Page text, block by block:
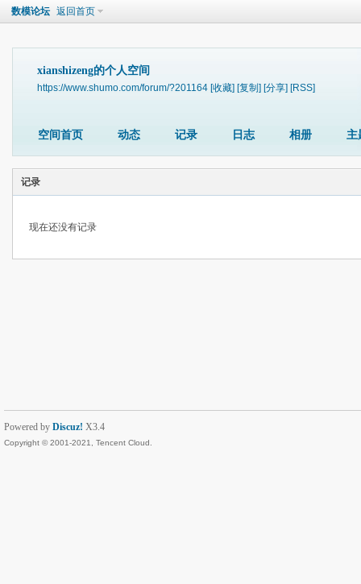
数模论坛 返回首页
xianshizeng的个人空间
https://www.shumo.com/forum/?201164 [收藏] [复制] [分享] [RSS]
空间首页 动态 记录 日志 相册 主
记录
现在还没有记录
Powered by Discuz! X3.4
Copyright © 2001-2021, Tencent Cloud.